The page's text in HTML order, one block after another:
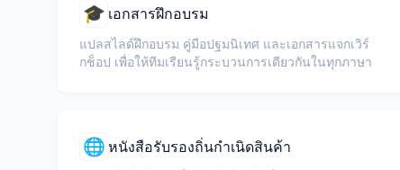
🎓 เอกสารฝึกอบรม
แปลสไลด์ฝึกอบรม คู่มือปฐมนิเทศ และเอกสารแจกเวิร์
กช็อป เพื่อให้ทีมเรียนรู้กระบวนการเดียวกันในทุกภาษา
🌐หนังสือรับรองถิ่นกำเนิดสินค้า